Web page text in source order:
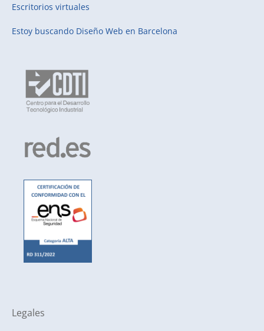
Escritorios virtuales
Estoy buscando Diseño Web en Barcelona
Legales